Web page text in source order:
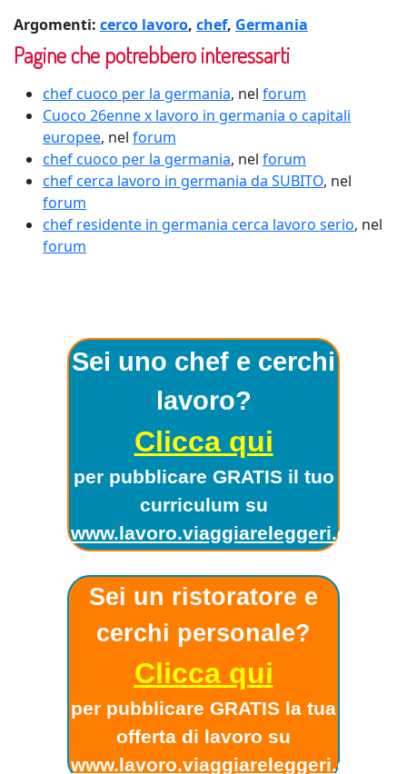
Argomenti: cerco lavoro, chef, Germania
Pagine che potrebbero interessarti
chef cuoco per la germania, nel forum
Cuoco 26enne x lavoro in germania o capitali
europee, nel forum
chef cuoco per la germania, nel forum
chef cerca lavoro in germania da SUBITO, nel
forum
chef residente in germania cerca lavoro serio, nel
forum
Sei uno chef e cerchi
lavoro?
Clicca qui
per pubblicare GRATIS il tuo
curriculum su
www.lavoro.viaggiareleggeri.com
Sei un ristoratore e
cerchi personale?
Clicca qui
per pubblicare GRATIS la tua
offerta di lavoro su
www.lavoro.viaggiareleggeri.com